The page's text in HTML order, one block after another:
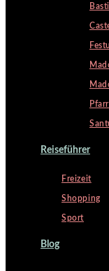
Reiseführer
Freizeit
Shopping
Sport
Blog